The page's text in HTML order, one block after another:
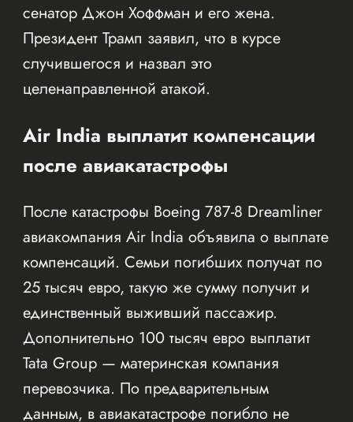
сенатор Джон Хоффман и его жена.
Президент Трамп заявил, что в курсе
случившегося и назвал это
целенаправленной атакой.
Air India выплатит компенсации
после авиакатастрофы
После катастрофы Boeing 787-8 Dreamliner
авиакомпания Air India объявила о выплате
компенсаций. Семьи погибших получат по
25 тысяч евро, такую же сумму получит и
единственный выживший пассажир.
Дополнительно 100 тысяч евро выплатит
Tata Group — материнская компания
перевозчика. По предварительным
данным, в авиакатастрофе погибло не